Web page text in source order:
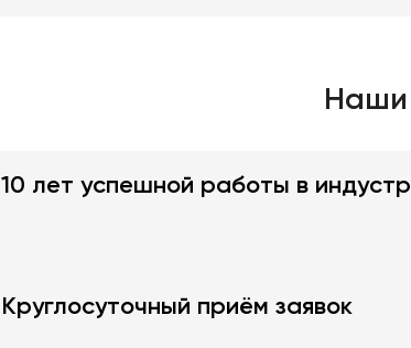
Наши
10 лет успешной работы в
Круглосуточный приём заявок